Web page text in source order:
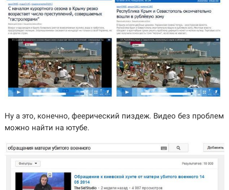
Ну а это, конечно, феерический пиздеж. Видео без проблем
можно найти на ютубе.